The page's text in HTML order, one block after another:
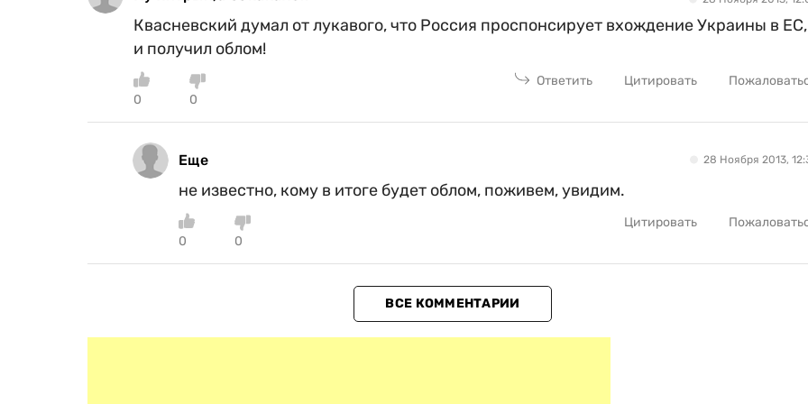
Квасневский думал от лукавого, что Россия проспонсирует вхождение Украины в ЕС,
и получил облом!
0 0
Ответить Цитировать
Еще 28 Ноября 2013,
не известно, кому в итоге будет облом, поживем, увидим.
0 0
Цитировать
ВСЕ КОММЕНТАРИИ